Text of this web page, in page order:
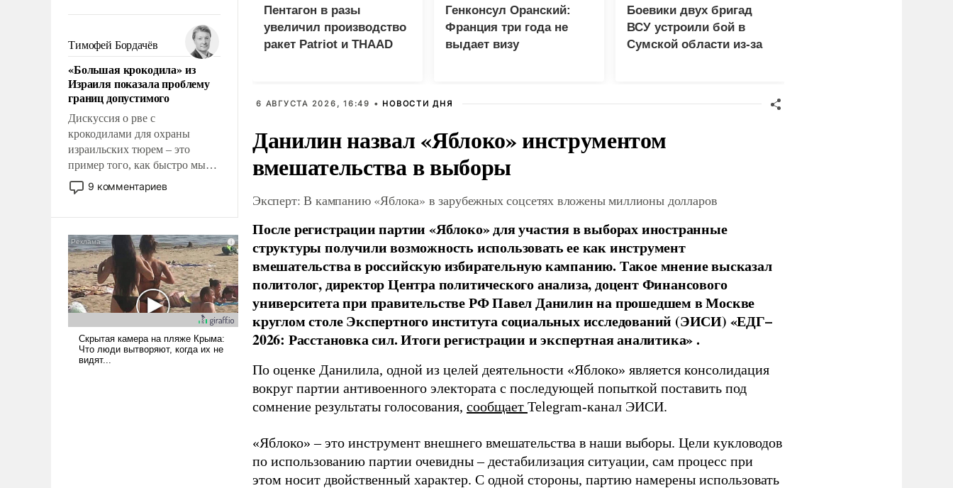
налогоплательщиков и где
Еревану за свои поступки не
нужно отвечать.
Тимофей Бордачёв
«Большая крокодила» из
Израиля показала проблему
границ допустимого
Дискуссия о рве с
крокодилами для охраны
израильских тюрем – это
пример того, как быстро мы
двигаемся по пути
революционных изменений.
псевдонаучной фантастики,
стало всерьез обсуждаемой
идеей.
9 комментариев
Пентагон в разы
увеличил производство
ракет Patriot и THAAD
Генконсул Оранский:
Франция три года не
выдает визу
Боевики двух бригад
ВСУ устроили бой в
Сумской области из-за
6 АВГУСТА 2026, 16:49 • НОВОСТИ ДНЯ
Данилин назвал «Яблоко» инструментом
вмешательства в выборы
Эксперт: В кампанию «Яблока» в зарубежных соцсетях вложены миллионы долларов
После регистрации партии «Яблоко» для участия в выборах иностранные
структуры получили возможность использовать ее как инструмент
вмешательства в российскую избирательную кампанию. Такое мнение высказал
политолог, директор Центра политического анализа, доцент Финансового
университета при правительстве РФ Павел Данилин на прошедшем в Москве
круглом столе Экспертного института социальных исследований (ЭИСИ) «ЕДГ–
2026: Расстановка сил. Итоги регистрации и экспертная аналитика» .
По оценке Данилила, одной из целей деятельности «Яблоко» является консолидация
вокруг партии антивоенного электората с последующей попыткой поставить под
сомнение результаты голосования, сообщает Telegram-канал ЭИСИ.
«Яблоко» – это инструмент внешнего вмешательства в наши выборы. Цели кукловодов
по использованию партии очевидны – дестабилизация ситуации, сам процесс при
этом носит двойственный характер. С одной стороны, партию намерены использовать